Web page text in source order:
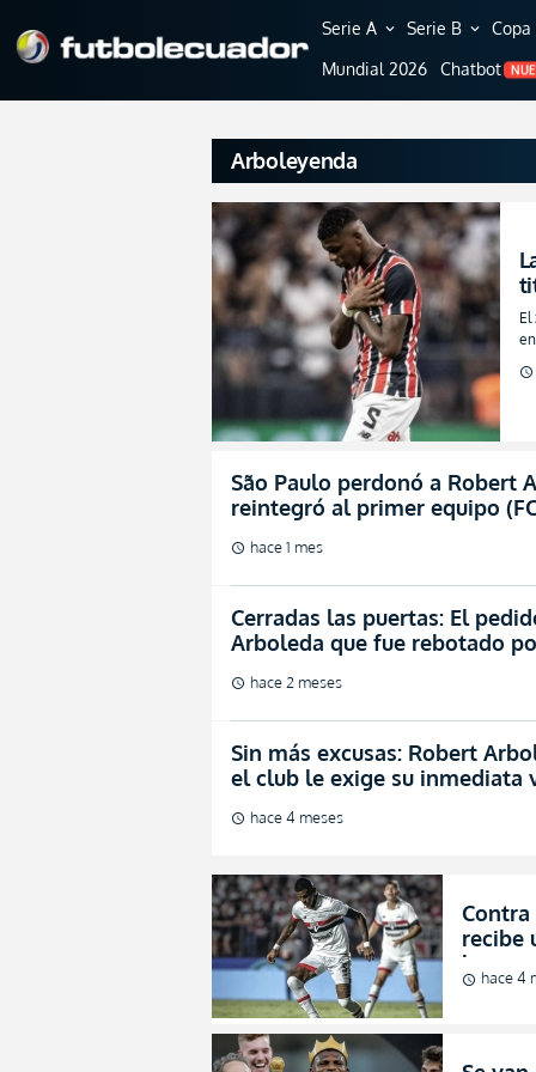
Serie A expand_more Serie B expand_more
Mundial 2026 Chatbot
Arboleyenda
El
schedule
São Paulo perdonó a Robert
reintegró al primer equipo
schedule hace 1 mes
Cerradas las puertas: El
Arboleda que fue rebotado
schedule hace 2 meses
Sin más excusas: Robert
el club le exige su inmediata
schedule hace 4 meses
Contra
recibe
horas
schedule hace 4